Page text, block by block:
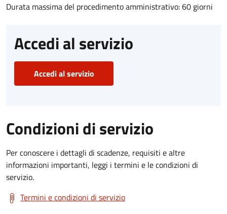
Durata massima del procedimento amministrativo: 60 giorni
Accedi al servizio
Accedi al servizio
Condizioni di servizio
Per conoscere i dettagli di scadenze, requisiti e altre
informazioni importanti, leggi i termini e le condizioni di
servizio.
Termini e condizioni di servizio